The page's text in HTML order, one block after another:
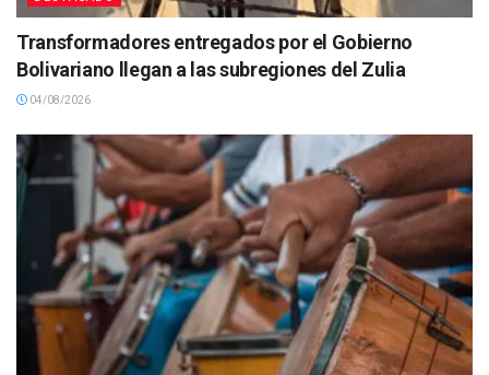
Transformadores entregados por el Gobierno
Bolivariano llegan a las subregiones del Zulia
04/08/2026